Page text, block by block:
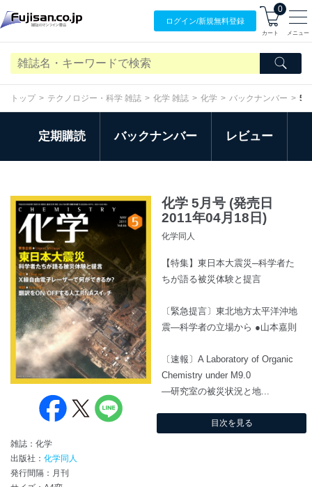
ログイン/新規無料登録
0
カート メニュー
トップ テクノロジー・科学 雑誌 化学 雑誌 化学 バックナンバー 5
定期購読 バックナンバー レビュー
雑誌：化学
出版社： 化学同人
発行間隔：月刊
化学 5月号 (発売日
2011年04月18日)
化学同人
【特集】東日本大震災─科学者た
ちが語る被災体験と提言
〔緊急提言〕東北地方太平洋沖地
震―科学者の立場から ●山本嘉則
〔速報〕A Laboratory of Organic
Chemistry under M9.0
―研究室の被災状況と地...
目次を見る